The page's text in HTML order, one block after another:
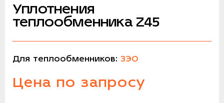
Уплотнения
теплообменника Z45
Для теплообменников: ЗЭО
Цена по запросу